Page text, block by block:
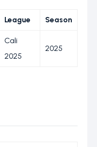
League Season
Cali
2025
2025